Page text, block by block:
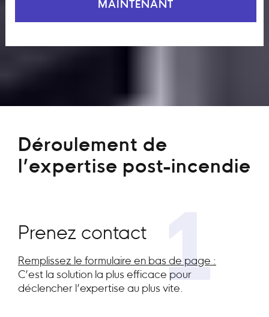
MAINTENANT
Déroulement de
l’expertise post-incendie
1
Prenez contact
Remplissez le formulaire en bas de page :
C’est la solution la plus efficace pour
déclencher l’expertise au plus vite.